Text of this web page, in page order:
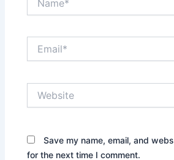
Save my name, email, and
for the next time I comment.